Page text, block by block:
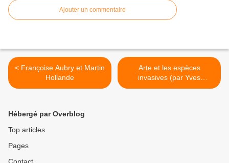
Ajouter un commentaire
< Françoise Aubry et Martin
Hollande
Arte et les espèces
invasives (par Yves
Darchicourt) >
Hébergé par Overblog
Top articles
Pages